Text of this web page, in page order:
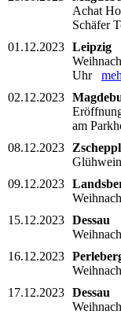
Achat
Schäfer
01.12.2023 Leipzig
Uhr
02.12.2023
am
08.12.2023
09.12.2023
15.12.2023 Dessau
16.12.2023
17.12.2023 Dessau